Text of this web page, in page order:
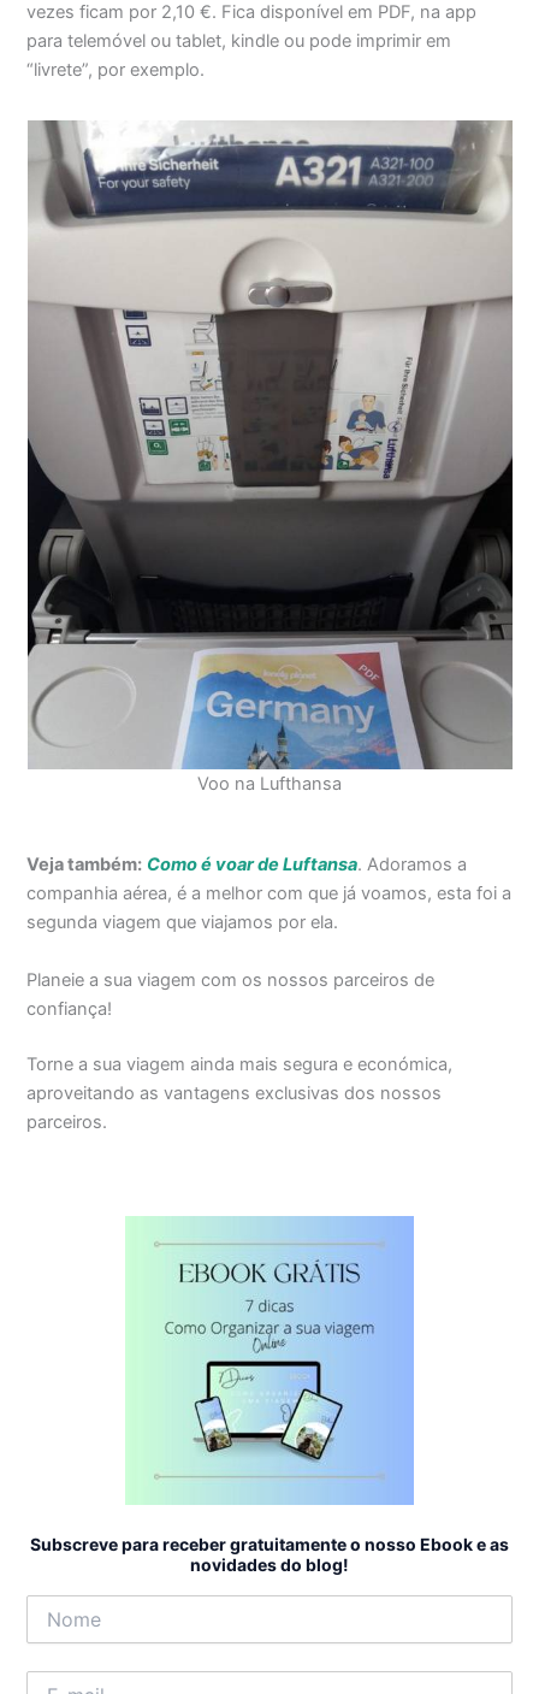
vezes ficam por 2,10 €. Fica disponível em PDF, na app
para telemóvel ou tablet, kindle ou pode imprimir em
“livrete”, por exemplo.
Voo na Lufthansa
Veja também: Como é voar de Luftansa. Adoramos a
companhia aérea, é a melhor com que já voamos, esta foi a
segunda viagem que viajamos por ela.
Planeie a sua viagem com os nossos parceiros de
confiança!
Torne a sua viagem ainda mais segura e económica,
aproveitando as vantagens exclusivas dos nossos
parceiros.
Subscreve para receber gratuitamente o nosso Ebook e as
novidades do blog!